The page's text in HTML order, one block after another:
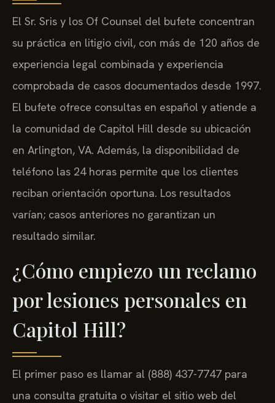
El Sr. Sris y los Of Counsel del bufete concentran
su práctica en litigio civil, con más de 120 años de
experiencia legal combinada y experiencia
comprobada de casos documentados desde 1997.
El bufete ofrece consultas en español y atiende a
la comunidad de Capitol Hill desde su ubicación
en Arlington, VA. Además, la disponibilidad de
teléfono las 24 horas permite que los clientes
reciban orientación oportuna. Los resultados
varían; casos anteriores no garantizan un
resultado similar.
¿Cómo empiezo un reclamo
por lesiones personales en
Capitol Hill?
El primer paso es llamar al (888) 437-7747 para
una consulta gratuita o visitar el sitio web del